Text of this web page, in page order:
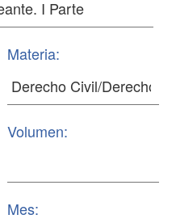
Materia:
Volumen:
Mes: